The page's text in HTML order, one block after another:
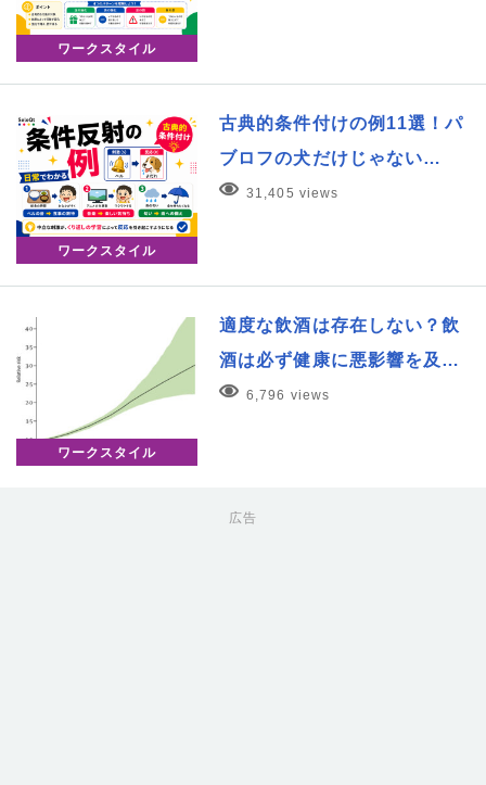
ワークスタイル
ワークスタイル
古典的条件付けの例11選！パ
ブロフの犬だけじゃない…
31,405 views
ワークスタイル
適度な飲酒は存在しない？飲
酒は必ず健康に悪影響を及…
6,796 views
広告